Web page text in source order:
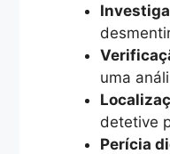
uma
detetive
Perícia